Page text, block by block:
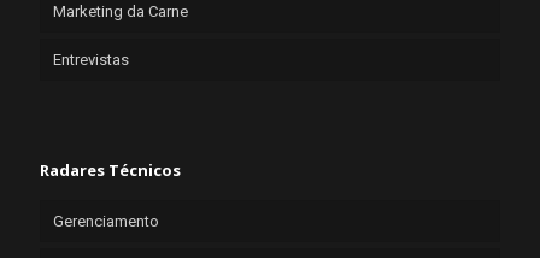
Marketing da Carne
Entrevistas
Radares Técnicos
Gerenciamento